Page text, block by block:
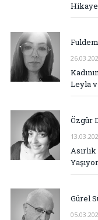
Hikaye
Leyla
Özgür
Yaşıyor
Gürel